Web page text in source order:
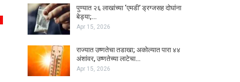
पुण्यात २६ लाखांच्या ‘एमडी’ ड्रग्जसह दोघांना
बेड्या;…
Apr 15, 2026
राज्यात उष्णतेचा तडाखा; अकोल्यात पारा ४४
अंशांवर, उष्णतेच्या लाटेचा…
Apr 15, 2026